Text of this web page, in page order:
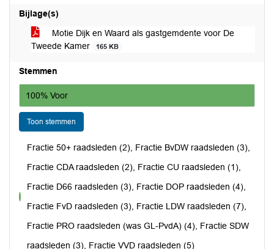
Bijlage(s)
Motie Dijk en Waard als gastgemdente voor De
Tweede Kamer
165 KB
Stemmen
100% Voor
Toon stemmen
voor
Fractie 50+ raadsleden (2), Fractie BvDW raadsleden (3),
Fractie CDA raadsleden (2), Fractie CU raadsleden (1),
Fractie D66 raadsleden (3), Fractie DOP raadsleden (4),
Fractie FvD raadsleden (3), Fractie LDW raadsleden (7),
Fractie PRO raadsleden (was GL-PvdA) (4), Fractie SDW
raadsleden (3), Fractie VVD raadsleden (5)